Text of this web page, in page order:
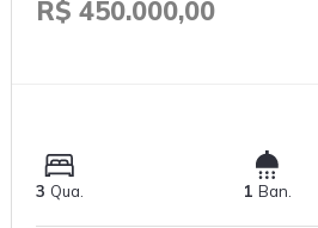
R$ 450.000,00
3 Qua. 1 Ban.